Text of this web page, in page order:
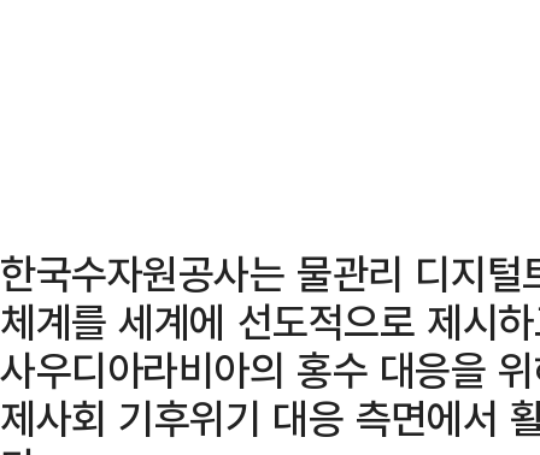
한국수자원공사는 물관리 디지
체계를 세계에 선도적으로 제시
사우디아라비아의 홍수 대응을
제사회 기후위기 대응 측면에서